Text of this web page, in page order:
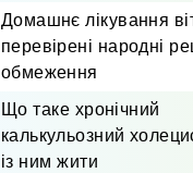
Домашнє лікування
перевірені народні
обмеження
Що таке хронічний
калькульозний
із ним жити